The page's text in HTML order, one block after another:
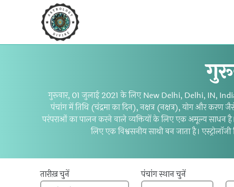
गुरूवार, 01 जुलाई 2021 के लिए New Delhi, Delhi, IN, India
पंचांग में तिथि (चंद्रमा का दिन), नक्षत्र (नक्षत्र), योग और
परंपराओं का पालन करने वाले व्यक्तियों के लिए एक अमूल्य साधन
लिए एक विश्वसनीय साथी बन जाता है।
तारीख़ चुनें पंचांग स्थान चुनें